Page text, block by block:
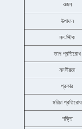
ওজন
উপাদান
নন-স্টিক
তাপ প্রতিরোধ
নমনীয়তা
প্রকার
মরিচা প্রতিরোধ
শক্তি